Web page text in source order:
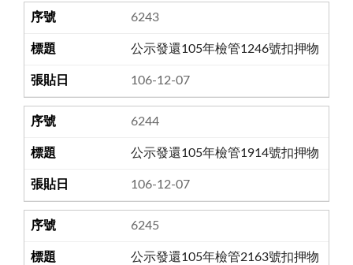
6243
公示發還105年檢管1246號扣押物
106-12-07
6244
公示發還105年檢管1914號扣押物
106-12-07
6245
公示發還105年檢管2163號扣押物